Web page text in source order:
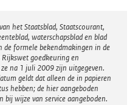
het Staatsblad, Staatscourant,
waterschapsblad en blad
de formele bekendmakingen in de
goedkeuring en
na 1 juli 2009 zijn uitgegeven.
geldt dat alleen de in papieren
hebben; de hier aangeboden
bij wijze van service aangeboden.